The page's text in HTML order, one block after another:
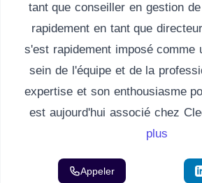
tant que conseiller en gestion
rapidement en tant que
s'est rapidement imposé comme
sein de l'équipe et de la
expertise et son enthousiasme
est aujourd'hui associé chez
plus
Appeler